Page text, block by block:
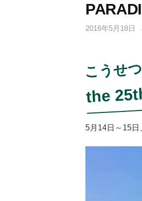
2016年5月18日
こうせ
the
5月14日～15日